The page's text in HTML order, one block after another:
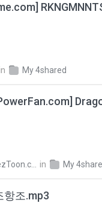
in My 4shared
in My
항조.mp3